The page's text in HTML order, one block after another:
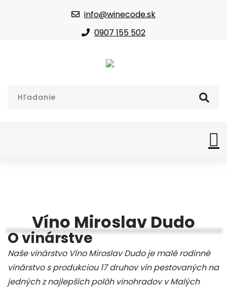
info@winecode.sk
0907 155 502
Víno Miroslav Dudo
O vinárstve
Naše vinárstvo Víno Miroslav Dudo je malé rodinné
vinárstvo s produkciou 17 druhov vín pestovaných na
jedných z najlepších polôh vinohradov v Malých